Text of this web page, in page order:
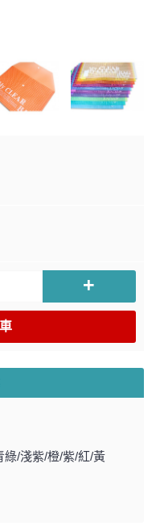
+
綠/淺紫/橙/紫/紅/黃